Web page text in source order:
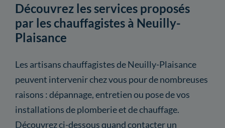
Découvrez les services proposés
par les chauffagistes à Neuilly-
Plaisance
Les artisans chauffagistes de Neuilly-Plaisance
peuvent intervenir chez vous pour de nombreuses
raisons : dépannage, entretien ou pose de vos
installations de plomberie et de chauffage.
Découvrez ci-dessous quand contacter un